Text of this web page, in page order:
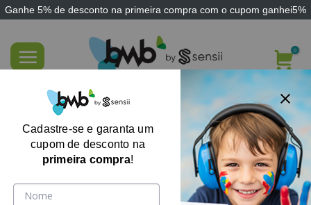
Ganhe 5% de desconto na primeira compra com o cupom ganhei5%
content
FILTRE AQUI
Cadastre-se e garanta um
cupom de desconto na
primeira compra!